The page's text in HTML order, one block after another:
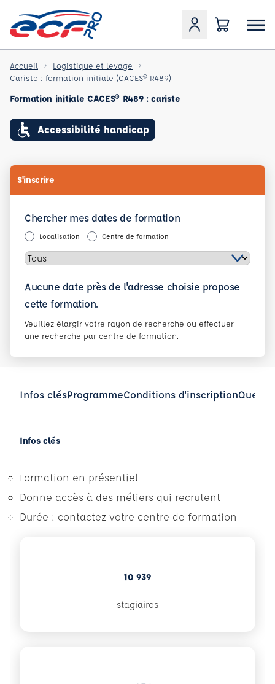
Accueil
Logistique et levage
Cariste : formation initiale (CACES® R489)
Formation initiale CACES® R489 : cariste
Accessibilité handicap
S'inscrire
Chercher mes dates de formation
Localisation Centre de formation
Aucune date près de l'adresse choisie propose
cette formation.
Veuillez élargir votre rayon de recherche ou effectuer
une recherche par centre de formation.
Infos clésProgrammeConditions d'inscription
Infos clés
Formation en présentiel
Donne accès à des métiers qui recrutent
Durée : contactez votre centre de formation
10 939
stagiaires